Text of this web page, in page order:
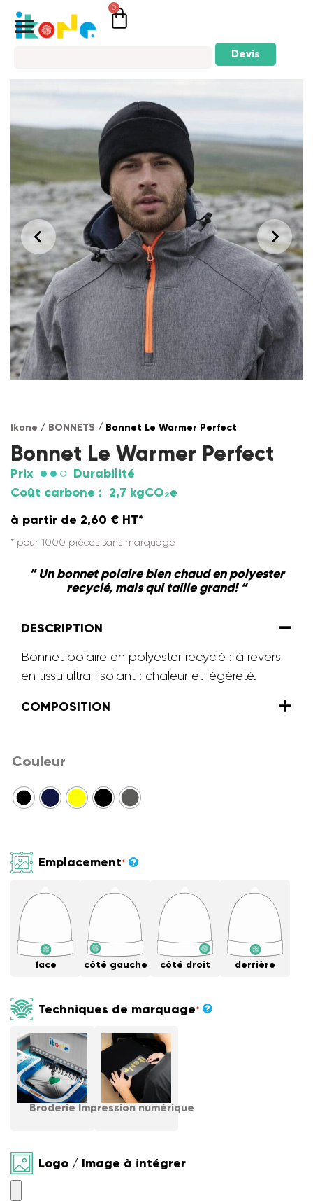
0
Devis
Ikone / BONNETS / Bonnet Le Warmer Perfect
Bonnet Le Warmer Perfect
Prix
Durabilité
Coût carbone : 2,7 kgCO₂e
à partir de 2,60 € HT*
* pour 1000 pièces sans marquage
” Un bonnet polaire bien chaud en polyester
recyclé, mais qui taille grand! “
DESCRIPTION
Bonnet polaire en polyester recyclé : à revers
en tissu ultra-isolant : chaleur et légèreté.
COMPOSITION
Couleur
Emplacement*
face côté gauche côté droit derrière
Techniques de marquage*
Broderie Impression numérique
Logo / Image à intégrer